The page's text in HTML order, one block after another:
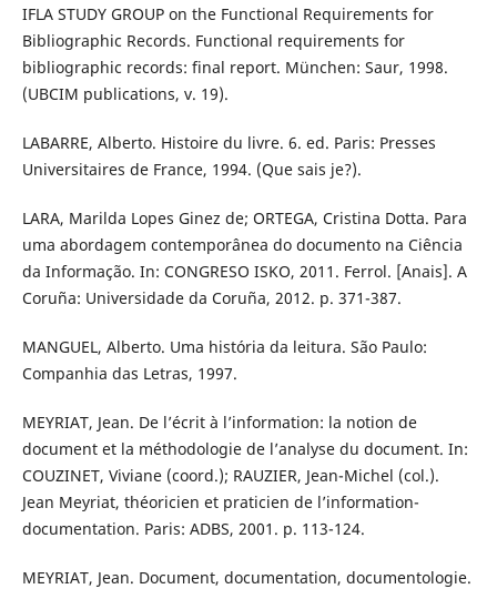
IFLA STUDY GROUP on the Functional Requirements for
Bibliographic Records. Functional requirements for
bibliographic records: final report. München: Saur, 1998.
(UBCIM publications, v. 19).
LABARRE, Alberto. Histoire du livre. 6. ed. Paris: Presses
Universitaires de France, 1994. (Que sais je?).
LARA, Marilda Lopes Ginez de; ORTEGA, Cristina Dotta. Para
uma abordagem contemporânea do documento na Ciência
da Informação. In: CONGRESO ISKO, 2011. Ferrol. [Anais]. A
Coruña: Universidade da Coruña, 2012. p. 371-387.
MANGUEL, Alberto. Uma história da leitura. São Paulo:
Companhia das Letras, 1997.
MEYRIAT, Jean. De l’écrit à l’information: la notion de
document et la méthodologie de l’analyse du document. In:
COUZINET, Viviane (coord.); RAUZIER, Jean-Michel (col.).
Jean Meyriat, théoricien et praticien de l’information-
documentation. Paris: ADBS, 2001. p. 113-124.
MEYRIAT, Jean. Document, documentation, documentologie.